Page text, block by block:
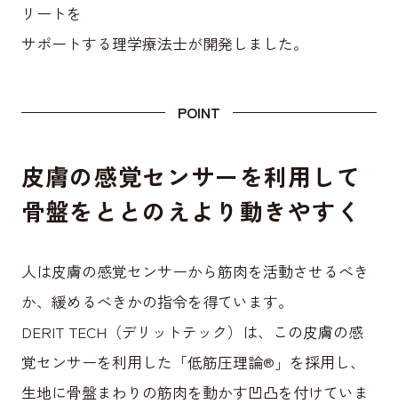
リートを
サポートする理学療法士が開発しました。
POINT
皮膚の感覚センサーを利用して
骨盤をととのえより動きやすく
人は皮膚の感覚センサーから筋肉を活動させるべき
か、緩めるべきかの指令を得ています。
DERIT TECH（デリットテック）は、この皮膚の感
覚センサーを利用した「低筋圧理論®」を採用し、
生地に骨盤まわりの筋肉を動かす凹凸を付けていま